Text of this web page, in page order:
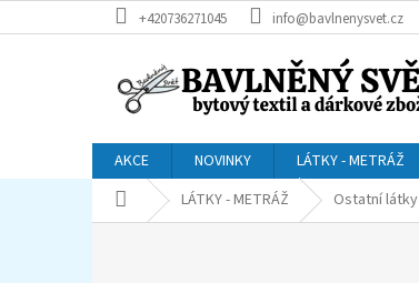
na
+420736271045 info@bavlnenysvet.cz
AKCE NOVINKY LÁTKY - METRÁŽ
Domů LÁTKY - METRÁŽ Ostatní látky